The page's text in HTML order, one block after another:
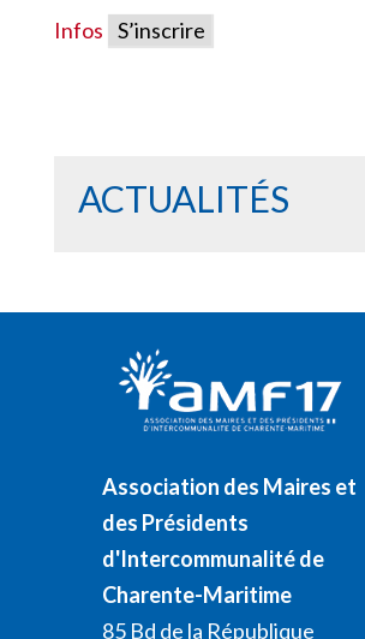
Infos S’inscrire
ACTUALITÉS
Association des Maires et
des Présidents
d'Intercommunalité de
Charente-Maritime
85 Bd de la République